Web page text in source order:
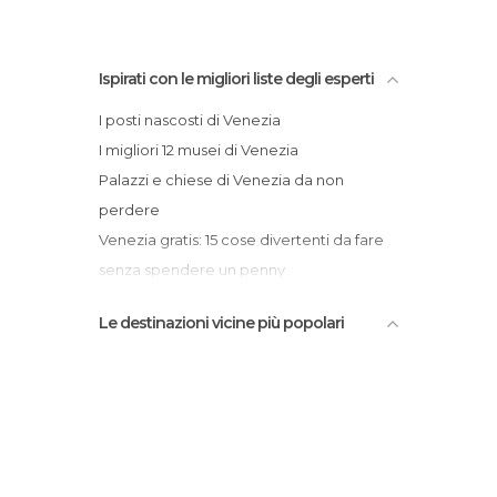
Pub a Venezia
Ispirati con le migliori liste degli esperti
I posti nascosti di Venezia
I migliori 12 musei di Venezia
Palazzi e chiese di Venezia da non
perdere
Venezia gratis: 15 cose divertenti da fare
senza spendere un penny
Le destinazioni vicine più popolari